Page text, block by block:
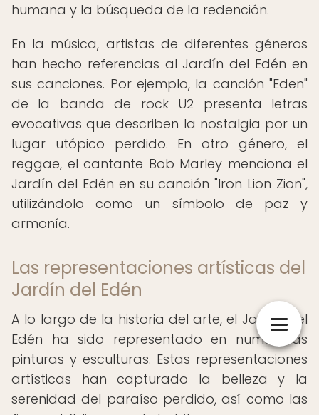
humana y la búsqueda de la redención.
En la música, artistas de diferentes géneros
han hecho referencias al Jardín del Edén en
sus canciones. Por ejemplo, la canción "Eden"
de la banda de rock U2 presenta letras
evocativas que describen la nostalgia por un
lugar utópico perdido. En otro género, el
reggae, el cantante Bob Marley menciona el
Jardín del Edén en su canción "Iron Lion Zion",
utilizándolo como un símbolo de paz y
armonía.
Las representaciones artísticas del
Jardín del Edén
A lo largo de la historia del arte, el Jardín del
Edén ha sido representado en numerosas
pinturas y esculturas. Estas representaciones
artísticas han capturado la belleza y la
serenidad del paraíso perdido, así como las